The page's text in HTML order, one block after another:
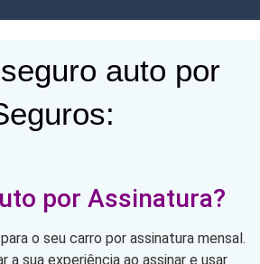
auto por
por Assinatura?
o seu carro por assinatura mensal.
sua experiência ao assinar e usar